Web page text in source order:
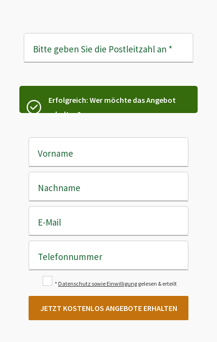
Bitte geben Sie die Postleitzahl an *
Erfolgreich: Wer möchte das Angebot
erhalten?
Vorname
Nachname
E-Mail
Telefonnummer
* Datenschutz sowie Einwilligung gelesen & erteilt
JETZT KOSTENLOS ANGEBOTE ERHALTEN